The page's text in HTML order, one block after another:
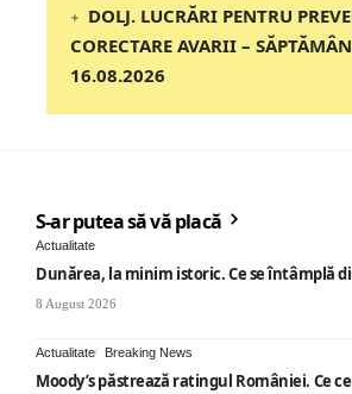
DOLJ. LUCRĂRI PENTRU
CORECTARE AVARII –
16.08.2026
S-ar putea să vă placă
Actualitate
Dunărea, la minim istoric. Ce se întâmplă
8 August 2026
Actualitate Breaking News
Moody’s păstrează ratingul României. Ce